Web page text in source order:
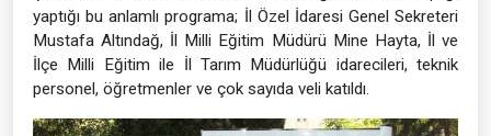
yaptığı bu anlamlı programa; İl Özel İdaresi Genel Sekreteri
Mustafa Altındağ, İl Milli Eğitim Müdürü Mine Hayta, İl ve
İlçe Milli Eğitim ile İl Tarım Müdürlüğü idarecileri, teknik
personel, öğretmenler ve çok sayıda veli katıldı.